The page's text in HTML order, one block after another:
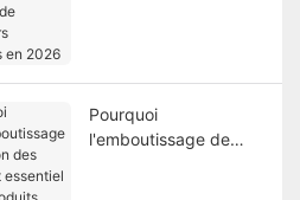
Pourquoi
l'emboutissage de